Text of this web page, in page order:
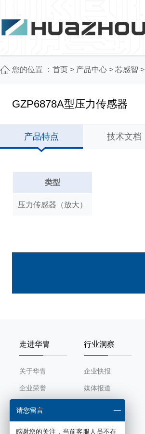
您的位置 ： 首页 > 产品中心 > 芯感智 >
GZP6878A型压力传感器
产品特点 技术文档
类型
压力传感器（放大）
走进华胄
关于华胄
企业荣誉
发展历程
组织架构
行业洞察
企业快报
媒体报道
请您留言
感谢您的关注，当前客服人员不在